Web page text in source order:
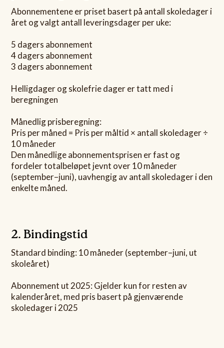
Abonnementene er priset basert på antall skoledager i
året og valgt antall leveringsdager per uke:
5 dagers abonnement
4 dagers abonnement
3 dagers abonnement
Helligdager og skolefrie dager er tatt med i
beregningen
Månedlig prisberegning:
Pris per måned = Pris per måltid × antall skoledager ÷
10 måneder
Den månedlige abonnementsprisen er fast og
fordeler totalbeløpet jevnt over 10 måneder
(september–juni), uavhengig av antall skoledager i den
enkelte måned.
2. Bindingstid
Standard binding: 10 måneder (september–juni, ut
skoleåret)
Abonnement ut 2025: Gjelder kun for resten av
kalenderåret, med pris basert på gjenværende
skoledager i 2025